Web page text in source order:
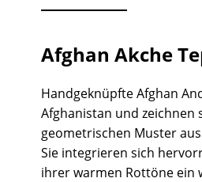
Afghan Akche
Handgeknüpfte Afghan
Afghanistan und
geometrischen Muster
Sie integrieren sich
ihrer warmen Rottöne ein